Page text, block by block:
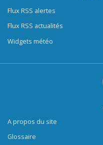
Flux RSS alertes
Flux RSS actualités
Widgets météo
A propos du site
Glossaire